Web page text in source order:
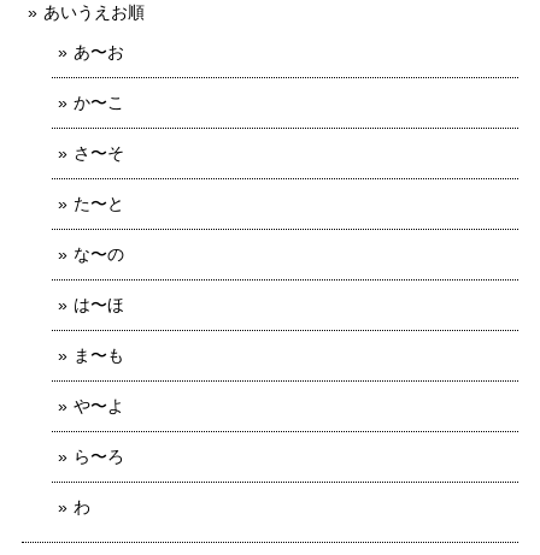
あいうえお順
あ〜お
か〜こ
さ〜そ
た〜と
な〜の
は〜ほ
ま〜も
や〜よ
ら〜ろ
わ